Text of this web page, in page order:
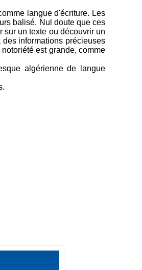
langue d'écriture. Les
balisé. Nul doute que ces
un texte ou découvrir un
informations précieuses
est grande, comme
algérienne de langue